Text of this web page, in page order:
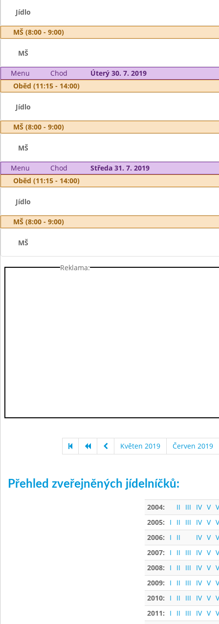
Jídlo
MŠ (8:00 - 9:00)
MŠ
Menu Chod
Úterý 30. 7. 2019
Oběd (11:15 - 14:00)
Jídlo
MŠ (8:00 - 9:00)
MŠ
Menu Chod
Středa 31. 7. 2019
Oběd (11:15 - 14:00)
Jídlo
MŠ (8:00 - 9:00)
MŠ
Reklama:
Květen 2019 Červen 2019
Přehled zveřejněných jídelníčků:
2004: II III IV V
2005:
I II III IV V
2006:
I II IV V
2007:
I II III IV V
2008:
I II III IV V
2009:
I II III IV V
2010:
I II III IV V
2011:
I II III IV V